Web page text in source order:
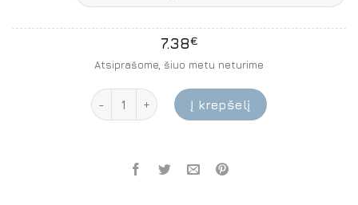
7.38€
Atsiprašome, šiuo metu neturime
produkto kiekis: Silikoninės virtuvės žnyplės
Į krepšelį